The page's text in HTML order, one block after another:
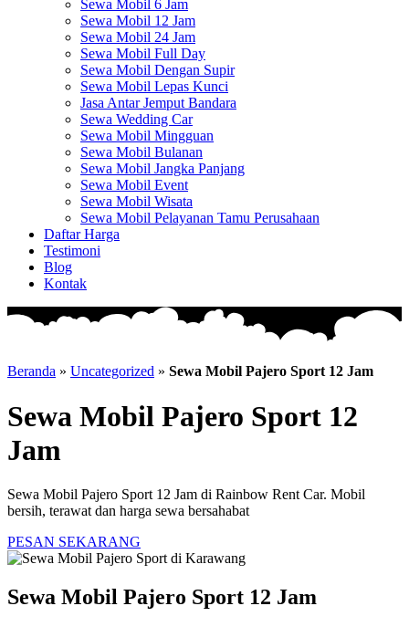
Sewa Mobil 6 Jam
Sewa Mobil 12 Jam
Sewa Mobil 24 Jam
Sewa Mobil Full Day
Sewa Mobil Dengan Supir
Sewa Mobil Lepas Kunci
Jasa Antar Jemput Bandara
Sewa Wedding Car
Sewa Mobil Mingguan
Sewa Mobil Bulanan
Sewa Mobil Jangka Panjang
Sewa Mobil Event
Sewa Mobil Wisata
Sewa Mobil Pelayanan Tamu Perusahaan
Daftar Harga
Testimoni
Blog
Kontak
Beranda » Uncategorized » Sewa Mobil Pajero Sport 12 Jam
Sewa Mobil Pajero Sport 12
Jam
Sewa Mobil Pajero Sport 12 Jam di Rainbow Rent Car. Mobil
bersih, terawat dan harga sewa bersahabat
PESAN SEKARANG
Sewa Mobil Pajero Sport 12 Jam